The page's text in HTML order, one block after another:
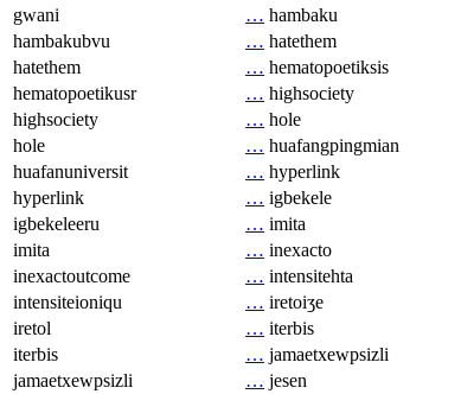
gwani
… hambaku
hambakubvu
… hatethem
hatethem
… hematopoetiksis
hematopoetikusr
… highsociety
highsociety
… hole
hole
… huafangpingmian
huafanuniversit
… hyperlink
hyperlink
… igbekele
igbekeleeru
… imita
imita
… inexacto
inexactoutcome
… intensitehta
intensiteioniqu
… iretoiʒe
iretol
… iterbis
iterbis
… jamaetxewpsizli
jamaetxewpsizli
… jesen